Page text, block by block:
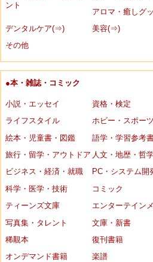
ント
アロマ・癒しグ
デンタルケア(⇒)
美容(⇒)
その他
●本・雑誌・コミック
小説・エッセイ
資格・検定
ライフスタイル
ホビー・スポー
絵本・児童書・図鑑
語学・学習参考
旅行・留学・アウトドア 人文・地歴・哲
ビジネス・経済・就職
PC・システム開
科学・医学・技術
コミック
ティーンズ文庫
エンターテイン
写真集・タレント
文庫・新書
稀覯本
復刊書籍
オンデマンド書籍
楽譜